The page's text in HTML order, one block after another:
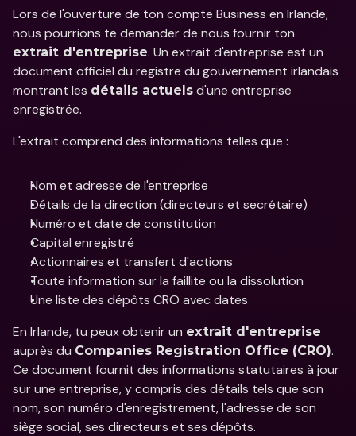
Lors de l'ouverture de ton compte Business en Irlande,
extrait d'entreprise. Un extrait d'entreprise est un
document officiel du registre du gouvernement irlandais
montrant les détails actuels d'une entreprise
enregistrée.
L'extrait comprend des informations telles que :
Nom et adresse de l'entreprise
Détails de la direction (directeurs et secrétaire)
Numéro et date de constitution
Capital enregistré
Actionnaires et transfert d'actions
Toute information sur la faillite ou la dissolution
Une liste des dépôts CRO avec dates
En Irlande, tu peux obtenir un extrait d'entreprise
auprès du Companies Registration Office (CRO).
Ce document fournit des informations statutaires à jour
sur une entreprise, y compris des détails tels que son
nom, son numéro d'enregistrement, l'adresse de son
siège social, ses directeurs et ses dépôts.